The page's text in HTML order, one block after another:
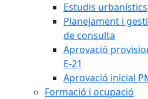
Estudis urbanístics
Planejament i
de consulta
Aprovació
E-21
Aprovació inicial
Formació i ocupació